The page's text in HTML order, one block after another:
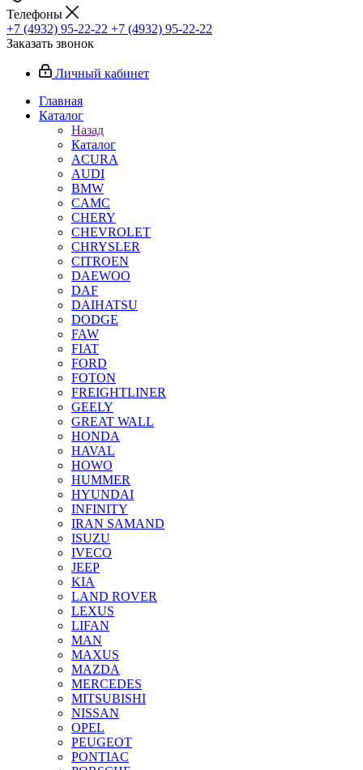
Телефоны
+7 (4932) 95-22-22 +7 (4932) 95-22-22
Заказать звонок
Личный кабинет
Главная
Каталог
Назад
Каталог
ACURA
AUDI
BMW
CAMC
CHERY
CHEVROLET
CHRYSLER
CITROEN
DAEWOO
DAF
DAIHATSU
DODGE
FAW
FIAT
FORD
FOTON
FREIGHTLINER
GEELY
GREAT WALL
HONDA
HAVAL
HOWO
HUMMER
HYUNDAI
INFINITY
IRAN SAMAND
ISUZU
IVECO
JEEP
KIA
LAND ROVER
LEXUS
LIFAN
MAN
MAXUS
MAZDA
MERCEDES
MITSUBISHI
NISSAN
OPEL
PEUGEOT
PONTIAC